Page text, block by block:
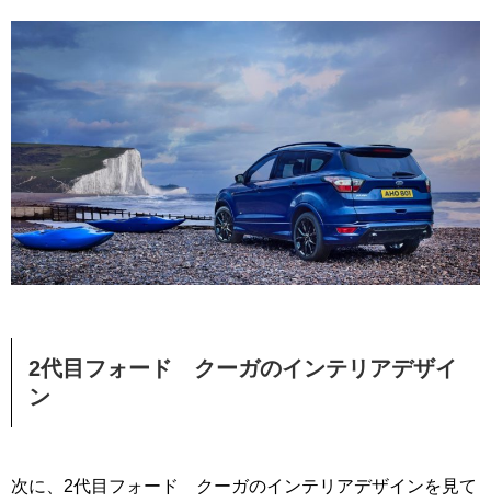
2代目フォード クーガのインテリアデザイ
ン
次に、2代目フォード クーガのインテリアデザインを見て